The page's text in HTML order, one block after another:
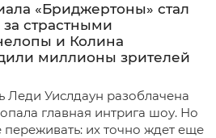
«Бриджертоны» стал
страстными
и Колина
миллионы зрителей
Леди Уислдаун разоблачена
главная интрига шоу. Но
их точно ждет еще